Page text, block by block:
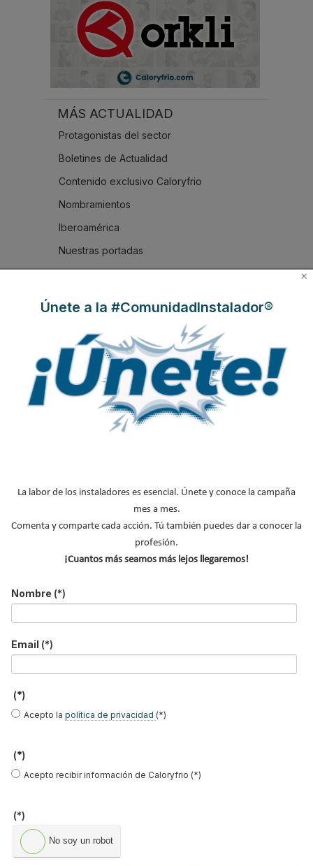
MÁS ACTUALIDAD
Protagonistas del sector
Boletines de Actualidad
Contenido exclusivo Caloryfrio
Nombramientos
Iberoamérica
Nuestras portadas
Reportajes de mercado
NOTICIAS DESTACADAS
Suscríbete a
nuestros boletines
Y RECIBE EN TU EMAIL TODA LA
ACTUALIDAD DEL SECTOR
Email *
Ocupación *
*
LO MÁS VISTO
El precio del pellet vuelve a subir…
×
Únete a la #ComunidadInstalador®
La labor de los instaladores es esencial. Únete y conoce la campaña
mes a mes.
Comenta y comparte cada acción. Tú también puedes dar a conocer la
profesión.
¡Cuantos más seamos más lejos llegaremos!
Nombre (*)
Email (*)
(*)
Acepto la política de privacidad (*)
(*)
Acepto recibir información de Caloryfrio (*)
(*)
No soy un robot